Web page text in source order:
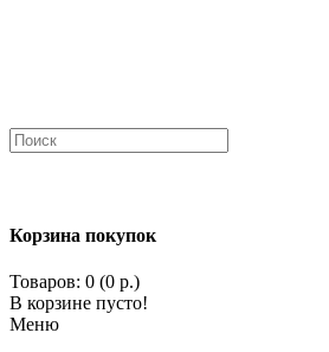
Корзина покупок
Товаров: 0 (0 р.)
В корзине пусто!
Меню